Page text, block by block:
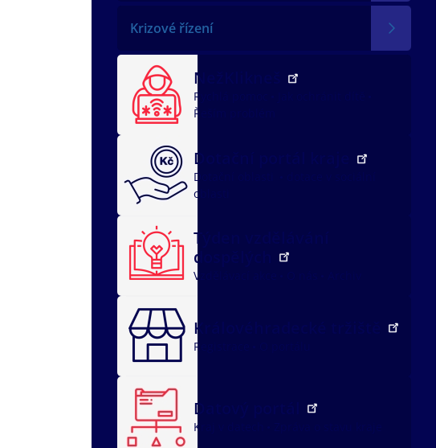
Krizové řízení
NežKlikneš
Rychlá pomoc
Řeším problém
Dotační portál kraje
Dotační oblasti
oblasti
Týden vzdělávání
dospělých
Vzdělávací akce
Královéhradecké tržiště
Registrace
Datový portál
Kraj v datech